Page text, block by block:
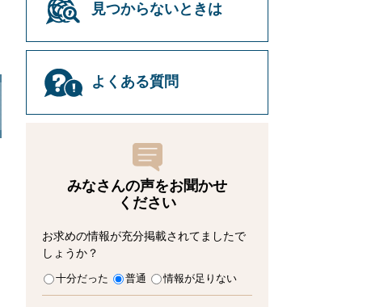
見つからないときは
よくある質問
みなさんの声をお聞かせ
ください
お求めの情報が充分掲載されてましたで
しょうか？
十分だった 普通 情報が足りない